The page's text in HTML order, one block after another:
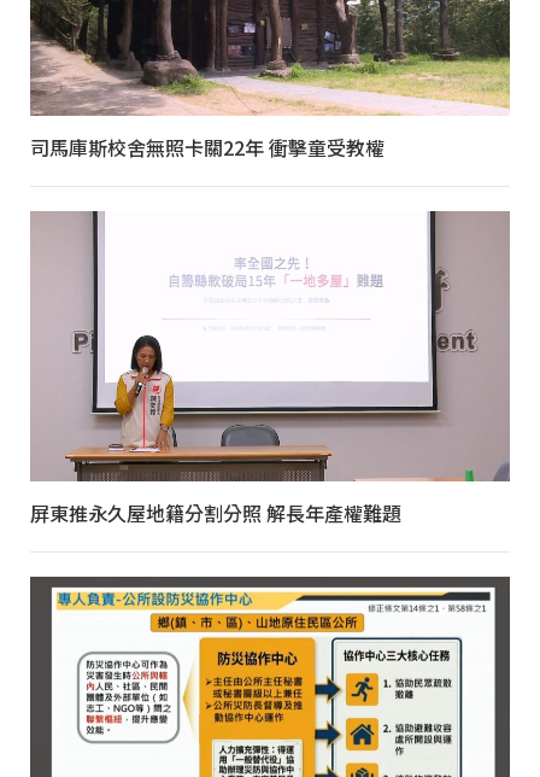
司馬庫斯校舍無照卡關22年 衝擊童受教權
屏東推永久屋地籍分割分照 解長年產權難題